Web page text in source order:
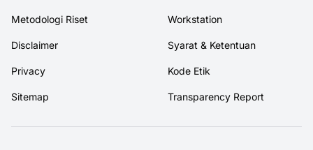
Metodologi Riset Workstation
Disclaimer Syarat & Ketentuan
Privacy Kode Etik
Sitemap Transparency Report